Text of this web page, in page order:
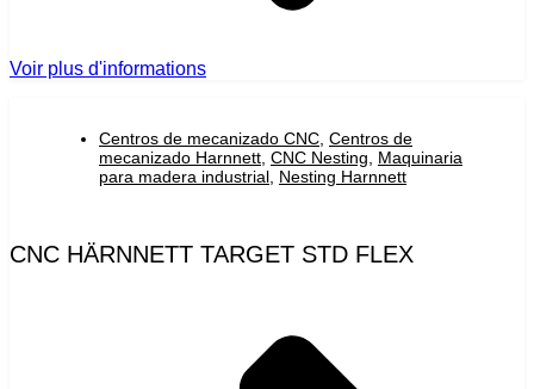
Voir plus d'informations
Centros de mecanizado CNC Centros de
mecanizado Harnnett CNC Nesting
Maquinaria
para madera industrial Nesting Harnnett
CNC HÄRNNETT TARGET STD FLEX